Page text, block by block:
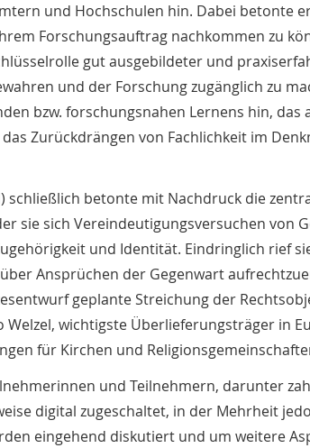
und Hochschulen hin. Dabei betonte
Forschungsauftrag nachkommen zu
gut ausgebildeter und
und der Forschung zugänglich zu
bzw. forschungsnahen Lernens hin,
Zurückdrängen von Fachlichkeit im
schließlich betonte mit Nachdruck die
sie sich Vereindeutigungsversuchen von
und Identität. Eindringlich rief
Ansprüchen der Gegenwart
geplante Streichung der
wichtigste Überlieferungsträger in
für Kirchen und
und Teilnehmern, darunter
digital zugeschaltet, in der Mehrheit
eingehend diskutiert und um weitere